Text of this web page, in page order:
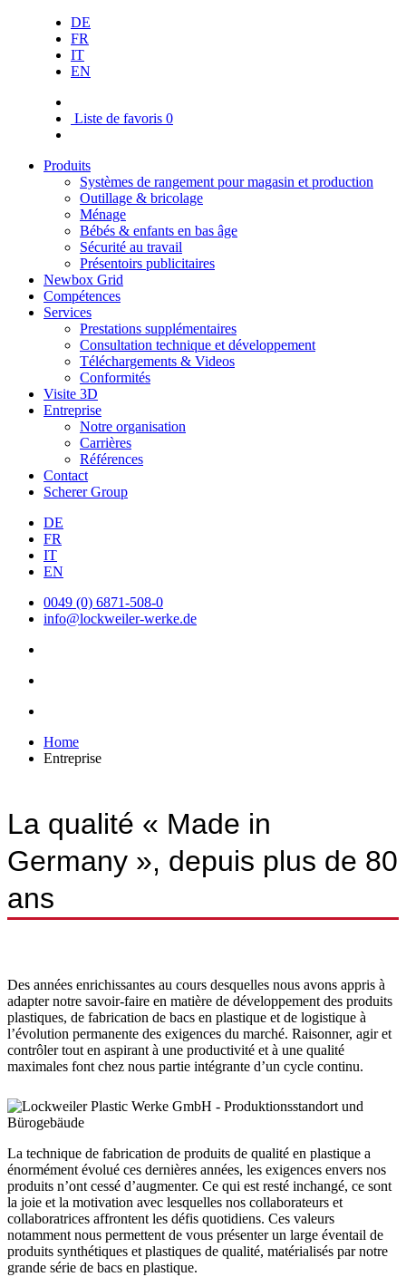
DE
FR
IT
EN
Liste de favoris 0
Produits
Systèmes de rangement pour magasin et production
Outillage & bricolage
Ménage
Bébés & enfants en bas âge
Sécurité au travail
Présentoirs publicitaires
Newbox Grid
Compétences
Services
Prestations supplémentaires
Consultation technique et développement
Téléchargements & Videos
Conformités
Visite 3D
Entreprise
Notre organisation
Carrières
Références
Contact
Scherer Group
DE
FR
IT
EN
0049 (0) 6871-508-0
info@lockweiler-werke.de
Home
Entreprise
La qualité « Made in
Germany », depuis plus de 80
ans
Des années enrichissantes au cours desquelles nous avons appris à
adapter notre savoir-faire en matière de développement des produits
plastiques, de fabrication de bacs en plastique et de logistique à
l’évolution permanente des exigences du marché. Raisonner, agir et
contrôler tout en aspirant à une productivité et à une qualité
maximales font chez nous partie intégrante d’un cycle continu.
La technique de fabrication de produits de qualité en plastique a
énormément évolué ces dernières années, les exigences envers nos
produits n’ont cessé d’augmenter. Ce qui est resté inchangé, ce sont
la joie et la motivation avec lesquelles nos collaborateurs et
collaboratrices affrontent les défis quotidiens. Ces valeurs
notamment nous permettent de vous présenter un large éventail de
produits synthétiques et plastiques de qualité, matérialisés par notre
grande série de bacs en plastique.